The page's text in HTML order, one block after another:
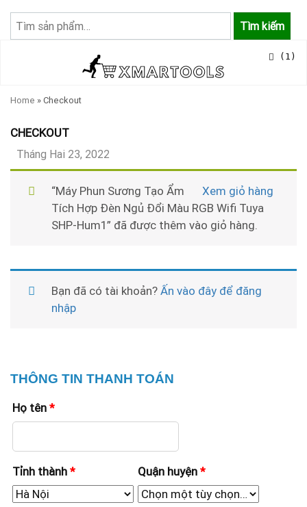
kiếm:
Tìm kiếm
(1)
Home »Checkout
CHECKOUT
Tháng Hai 23, 2022
Xem giỏ hàng
“Máy Phun Sương Tạo Ẩm
Tích Hợp Đèn Ngủ Đổi Màu RGB Wifi Tuya
SHP-Hum1” đã được thêm vào giỏ hàng.
Bạn đã có tài khoản?Ấn vào đây để đăng
nhập
THÔNG TIN THANH TOÁN
Họ tên*
Quận huyện*
Tỉnh thành*